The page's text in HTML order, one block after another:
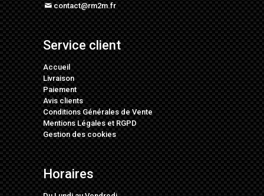
contact@rm2m.fr
Service client
Accueil
Livraison
Paiement
Avis clients
Conditions Générales de Vente
Mentions LégalesetRGPD
Gestion des cookies
Horaires